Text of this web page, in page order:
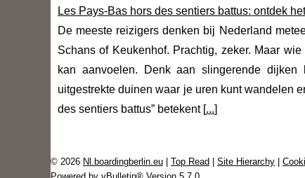
Les Pays-Bas hors des sentiers battus: ontdek
De meeste reizigers denken bij Nederland
Schans of Keukenhof. Prachtig, zeker. Maar
kan aanvoelen. Denk aan slingerende dijken
uitgestrekte duinen waar je uren kunt wandelen
des sentiers battus” betekent [...]
© 2026 Nl.boardingberlin.eu Top Read Site Hierarchy